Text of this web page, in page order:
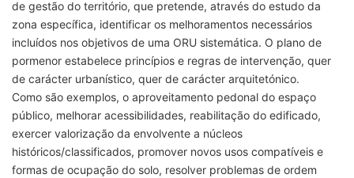
de gestão do território, que pretende, através do estudo da
zona específica, identificar os melhoramentos necessários
incluídos nos objetivos de uma ORU sistemática. O plano de
pormenor estabelece princípios e regras de intervenção, quer
de carácter urbanístico, quer de carácter arquitetónico.
Como são exemplos, o aproveitamento pedonal do espaço
público, melhorar acessibilidades, reabilitação do edificado,
exercer valorização da envolvente a núcleos
históricos/classificados, promover novos usos compatíveis e
formas de ocupação do solo, resolver problemas de ordem